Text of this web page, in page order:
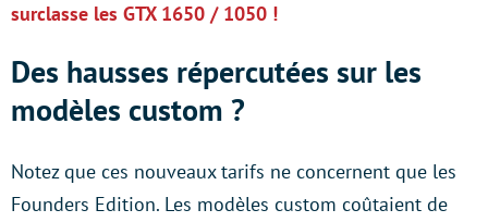
surclasse les GTX 1650 / 1050 !
Des hausses répercutées sur les
modèles custom ?
Notez que ces nouveaux tarifs ne concernent que les
Founders Edition. Les modèles custom coûtaient de